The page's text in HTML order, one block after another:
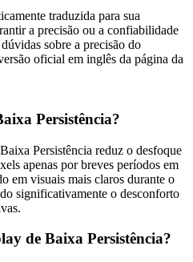
traduzida para sua
a precisão ou a confiabilidade
sobre a precisão do
oficial em inglês da página da
Persistência?
Persistência reduz o desfoque
apenas por breves períodos em
em visuais mais claros durante o
significativamente o desconforto
de Baixa Persistência?